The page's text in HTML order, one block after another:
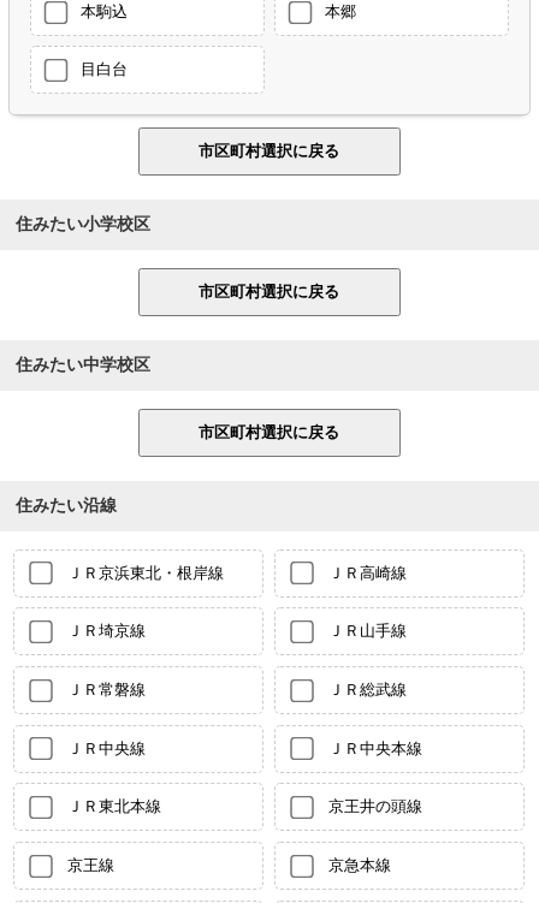
本駒込 本郷
目白台
住みたい小学校区
住みたい中学校区
住みたい沿線
ＪＲ京浜東北・根岸線 ＪＲ高崎線
ＪＲ埼京線 ＪＲ山手線
ＪＲ常磐線 ＪＲ総武線
ＪＲ中央線 ＪＲ中央本線
ＪＲ東北本線 京王井の頭線
京王線 京急本線